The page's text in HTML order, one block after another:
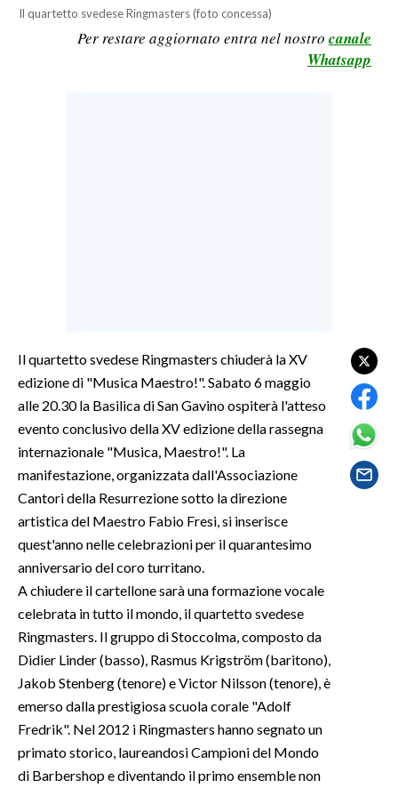
LAVORO
SPETTACOLI
GOSSIP
SALUTE
SARDEGNA TURISMO
SARDI NEL MONDO
NOTIZIE
EVENTI
#CARAUNIONE
3 MINUTI CON
Il quartetto svedese Ringmasters (foto concessa)
Per restare aggiornato entra nel nostro canale
Whatsapp
Il quartetto svedese Ringmasters chiuderà la XV
edizione di "Musica Maestro!". Sabato 6 maggio
alle 20.30 la Basilica di San Gavino ospiterà l'atteso
evento conclusivo della XV edizione della rassegna
internazionale "Musica, Maestro!". La
manifestazione, organizzata dall'Associazione
Cantori della Resurrezione sotto la direzione
artistica del Maestro Fabio Fresi, si inserisce
quest'anno nelle celebrazioni per il quarantesimo
anniversario del coro turritano.
A chiudere il cartellone sarà una formazione vocale
celebrata in tutto il mondo, il quartetto svedese
Ringmasters. Il gruppo di Stoccolma, composto da
Didier Linder (basso), Rasmus Krigström (baritono),
Jakob Stenberg (tenore) e Victor Nilsson (tenore), è
emerso dalla prestigiosa scuola corale "Adolf
Fredrik". Nel 2012 i Ringmasters hanno segnato un
primato storico, laureandosi Campioni del Mondo
di Barbershop e diventando il primo ensemble non